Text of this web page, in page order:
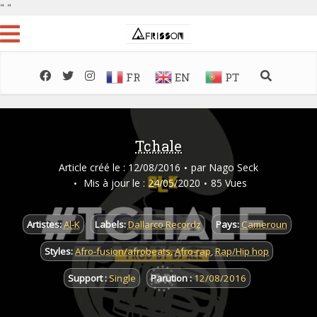
" "
FR EN PT
Tchale
Article créé le : 12/08/2016 par Nago Seck
Mis à jour le : 24/05/2020
85 Vues
Artistes:Al-K Labels:Dallarco Recordz Pays: Cameroun
Styles:Afro-fusion/afrobeats,Afro-rap,Rap/Hip hop
Support :Single Parution : 12/08/2016